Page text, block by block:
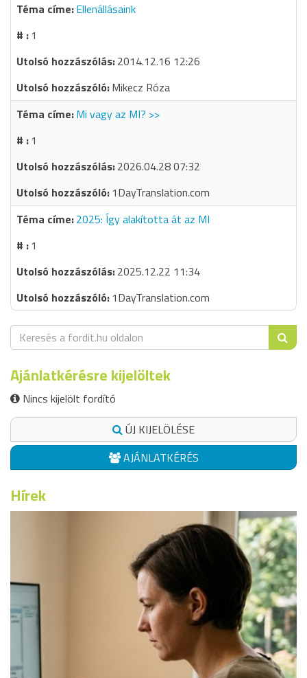
Ellenállásaink
1
2014.12.16 12:26
Mikecz Róza
Mi vagy az MI? >>
1
2026.04.28 07:32
1DayTranslation.com
2025: Így alakította át az MI
1
2025.12.22 11:34
1DayTranslation.com
Ajánlatkérésre kijelöltek
Nincs kijelölt fordító
ÚJ KIJELÖLÉSE
AJÁNLATKÉRÉS
Hírek